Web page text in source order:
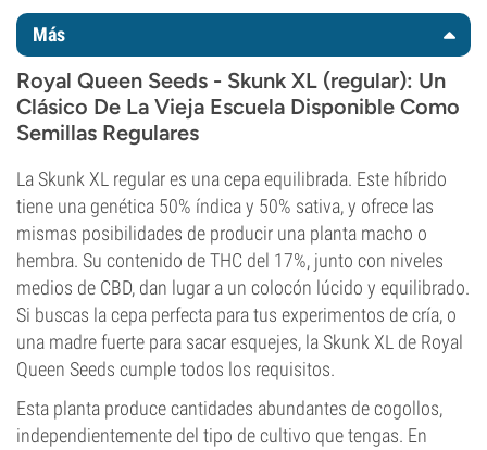
Más
Royal Queen Seeds - Skunk XL (regular): Un
Clásico De La Vieja Escuela Disponible Como
Semillas Regulares
La Skunk XL regular es una cepa equilibrada. Este híbrido
tiene una genética 50% índica y 50% sativa, y ofrece las
mismas posibilidades de producir una planta macho o
hembra. Su contenido de THC del 17%, junto con niveles
medios de CBD, dan lugar a un colocón lúcido y equilibrado.
Si buscas la cepa perfecta para tus experimentos de cría, o
una madre fuerte para sacar esquejes, la Skunk XL de Royal
Queen Seeds cumple todos los requisitos.
Esta planta produce cantidades abundantes de cogollos,
independientemente del tipo de cultivo que tengas. En